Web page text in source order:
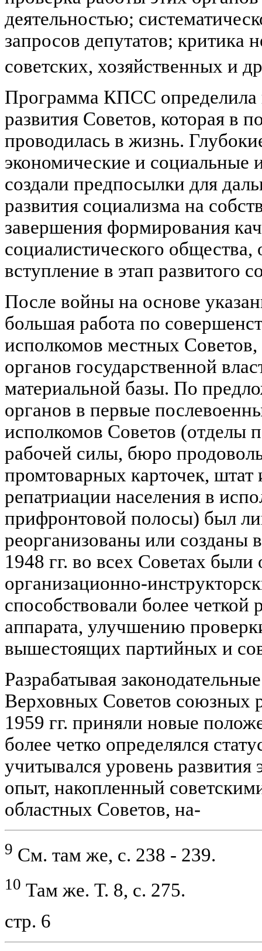
деятельностью;
запросов депутатов; критика
советских, хозяйственных и
Программа КПСС определила
развития Советов, которая в
проводилась в жизнь.
экономические и социальные
создали предпосылки для
развития социализма на
завершения формирования
социалистического
вступление в этап развитого
После войны на основе
большая работа по
исполкомов местных
органов государственной
материальной базы. По
органов в первые
исполкомов Советов (отделы
рабочей силы, бюро
промтоварных карточек, штат
репатриации населения в
прифронтовой полосы) был
реорганизованы или созданы
1948 гг. во всех Советах были
организационно-
способствовали более четкой
аппарата, улучшению
вышестоящих партийных и
Разрабатывая
Верховных Советов союзных
1959 гг. приняли новые
более четко определялся
учитывался уровень
опыт, накопленный
областных Советов, на-
9 См. там же, с. 238 - 239.
10 Там же. Т. 8, с. 275.
стр. 6